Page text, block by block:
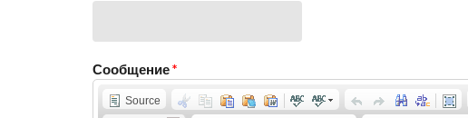
Сообщение*
Source